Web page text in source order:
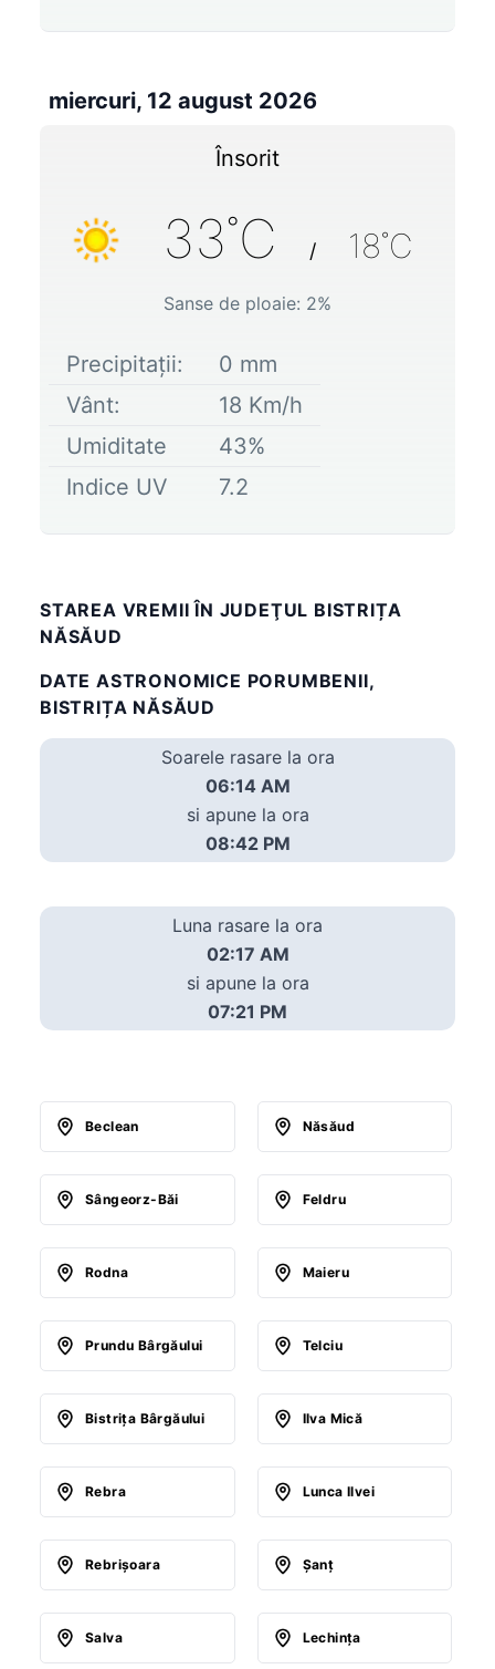
miercuri, 12 august 2026
Însorit
33˚C / 18˚C
Sanse de ploaie: 2%
Precipitații: 0 mm
Vânt:
18 Km/h
Umiditate
43%
Indice UV
7.2
STAREA VREMII ÎN JUDEŢUL BISTRIȚA
NĂSĂUD
DATE ASTRONOMICE PORUMBENII,
BISTRIȚA NĂSĂUD
Soarele rasare la ora
06:14 AM
si apune la ora
08:42 PM
Luna rasare la ora
02:17 AM
si apune la ora
07:21 PM
Beclean Năsăud
Sângeorz-Băi Feldru
Rodna Maieru
Prundu Bârgăului Telciu
Bistriţa Bârgăului Ilva Mică
Rebra Lunca Ilvei
Rebrişoara Şanţ
Salva Lechinţa